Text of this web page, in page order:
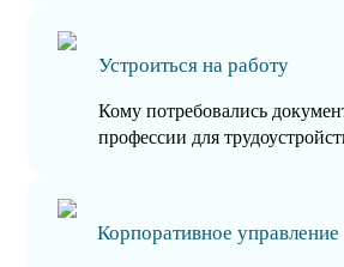
Устроиться на работу
Кому потребовались
профессии для
Корпоративное управление